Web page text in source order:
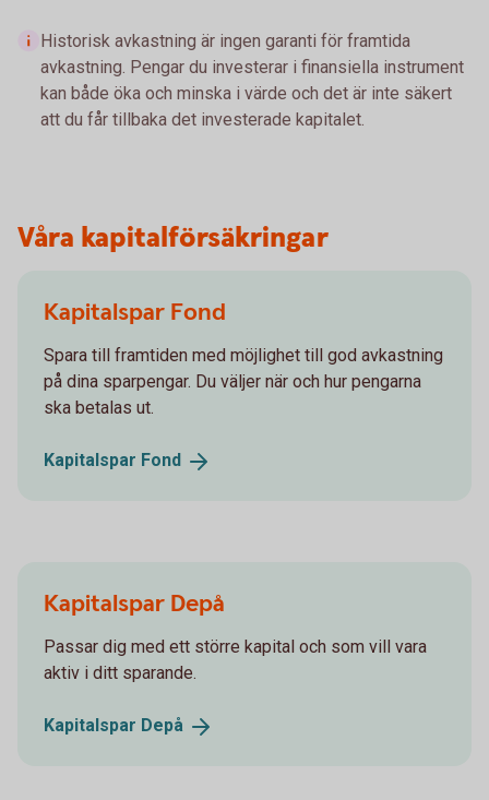
Historisk avkastning är ingen garanti för framtida
avkastning. Pengar du investerar i finansiella instrument
kan både öka och minska i värde och det är inte säkert
att du får tillbaka det investerade kapitalet.
Våra kapitalförsäkringar
Kapitalspar Fond
Spara till framtiden med möjlighet till god avkastning
på dina sparpengar. Du väljer när och hur pengarna
ska betalas ut.
Kapitalspar Fond
Kapitalspar Depå
Passar dig med ett större kapital och som vill vara
aktiv i ditt sparande.
Kapitalspar Depå